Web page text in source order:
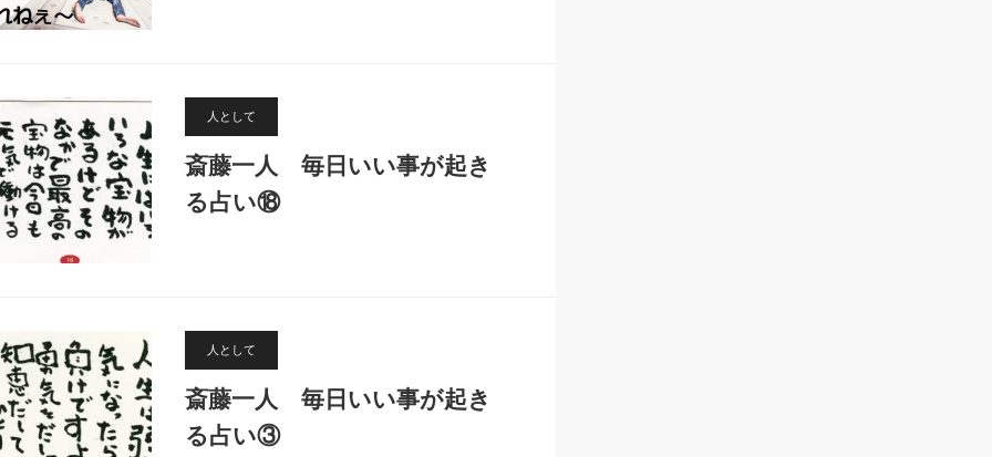
人として
斎藤一人 毎日いい事が起き
る占い⑱
人として
斎藤一人 毎日いい事が起き
る占い③